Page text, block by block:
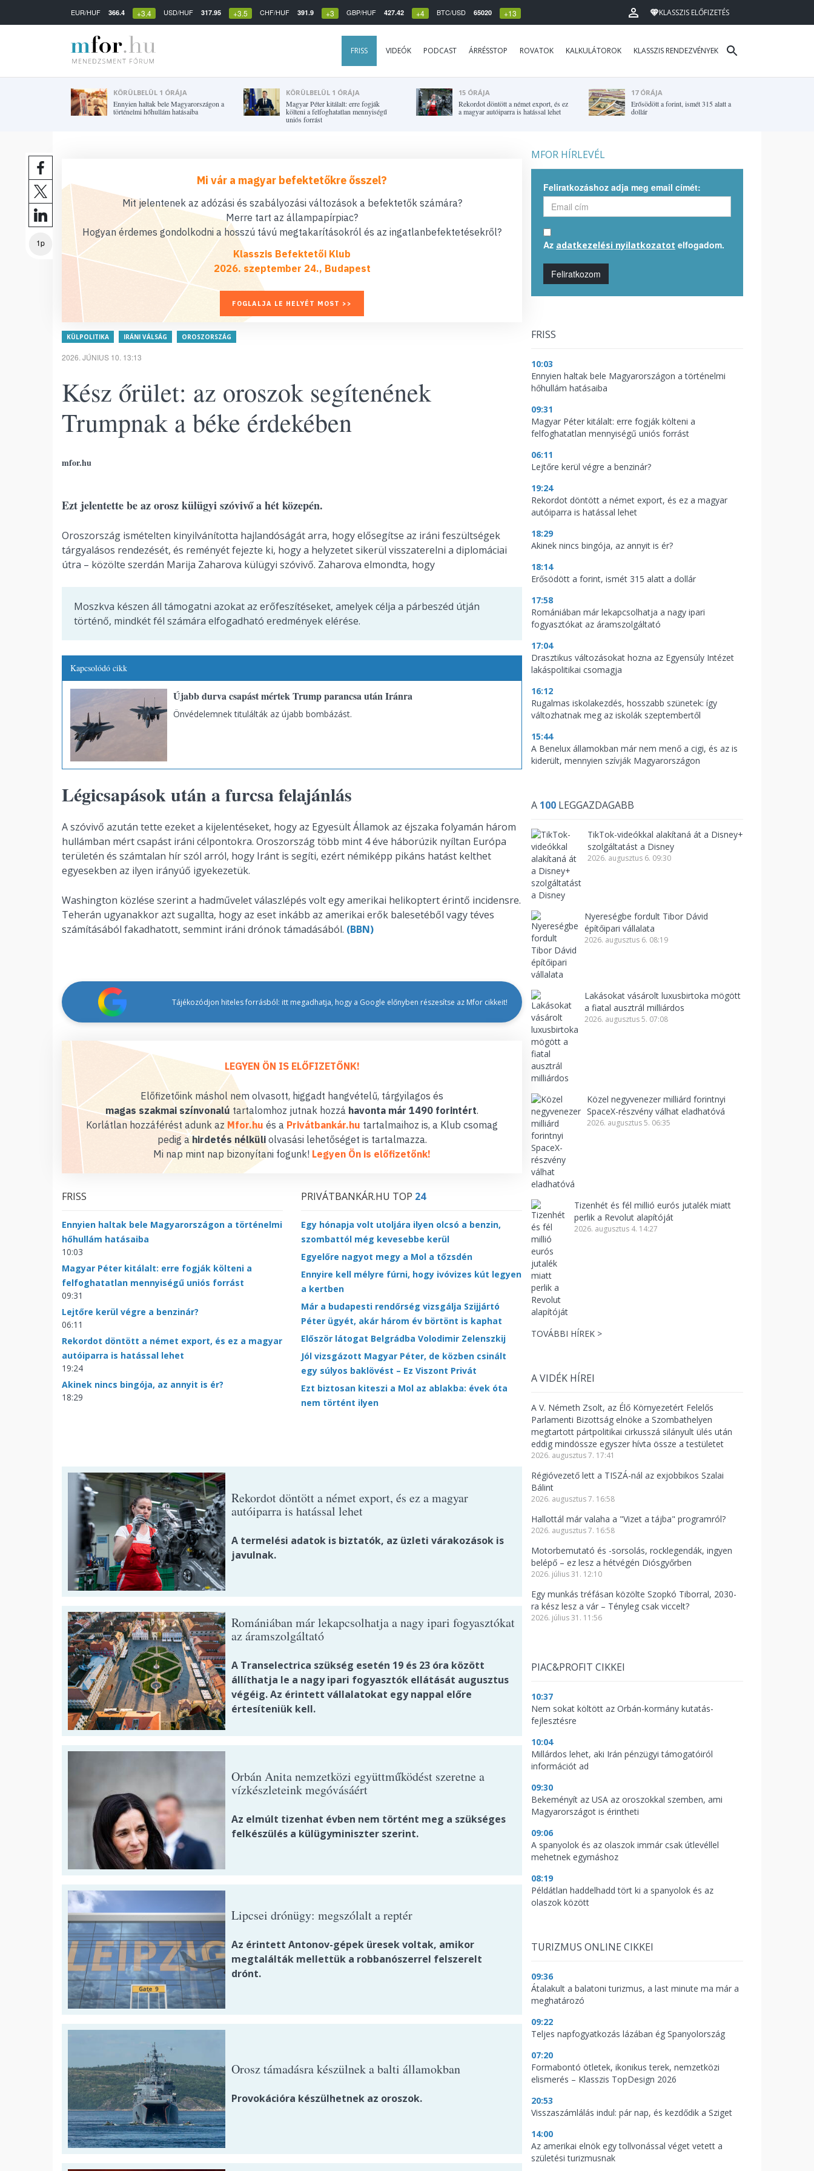
EUR/HUF 366.4 +3.4 USD/HUF 317.95 +3.5 CHF/HUF 391.9 +3 GBP/HUF 427.42 +4 BTC/USD 65020 +13 KLASSZIS ELŐFIZETÉS
FRISS VIDEÓK PODCAST ÁRRÉSSTOP ROVATOK KALKULÁTOROK KLASSZIS RENDEZVÉNYEK
KÖRÜLBELÜL 1 ÓRÁJA
Ennyien haltak bele Magyarországon a
történelmi hőhullám hatásaiba
KÖRÜLBELÜL 1 ÓRÁJA
Magyar Péter kitálalt: erre fogják
költeni a felfoghatatlan mennyiségű
uniós forrást
15 ÓRÁJA
Rekordot döntött a német export, és ez
a magyar autóiparra is hatással lehet
17 ÓRÁJA
Erősödött a forint, ismét 315 alatt a
dollár
1p
Mi vár a magyar befektetőkre ősszel?
Mit jelentenek az adózási és szabályozási változások a befektetők számára?
Merre tart az állampapírpiac?
Hogyan érdemes gondolkodni a hosszú távú megtakarításokról és az ingatlanbefektetésekről?
Klasszis Befektetői Klub
2026. szeptember 24., Budapest
FOGLALJA LE HELYÉT MOST >>
KÜLPOLITIKA IRÁNI VÁLSÁG OROSZORSZÁG
2026. JÚNIUS 10. 13:13
Kész őrület: az oroszok segítenének
Trumpnak a béke érdekében
mfor.hu
Ezt jelentette be az orosz külügyi szóvivő a hét közepén.
Oroszország ismételten kinyilvánította hajlandóságát arra, hogy elősegítse az iráni feszültségek
tárgyalásos rendezését, és reményét fejezte ki, hogy a helyzetet sikerül visszaterelni a diplomáciai
útra – közölte szerdán Marija Zaharova külügyi szóvivő. Zaharova elmondta, hogy
Moszkva készen áll támogatni azokat az erőfeszítéseket, amelyek célja a párbeszéd útján
történő, mindkét fél számára elfogadható eredmények elérése.
Kapcsolódó cikk
Újabb durva csapást mértek Trump parancsa után Iránra
Önvédelemnek titulálták az újabb bombázást.
Légicsapások után a furcsa felajánlás
A szóvivő azután tette ezeket a kijelentéseket, hogy az Egyesült Államok az éjszaka folyamán három
hullámban mért csapást iráni célpontokra. Oroszország több mint 4 éve háborúzik nyíltan Európa
területén és számtalan hír szól arról, hogy Iránt is segíti, ezért némiképp pikáns hatást kelthet
egyesekben az ilyen irányúő igyekezetük.
Washington közlése szerint a hadművelet válaszlépés volt egy amerikai helikoptert érintő incidensre.
Teherán ugyanakkor azt sugallta, hogy az eset inkább az amerikai erők balesetéből vagy téves
számításából fakadhatott, semmint iráni drónok támadásából. (BBN)
Tájékozódjon hiteles forrásból: itt megadhatja, hogy a Google előnyben részesítse az Mfor cikkeit!
LEGYEN ÖN IS ELŐFIZETŐNK!
Előfizetőink máshol nem olvasott, higgadt hangvételű, tárgyilagos és
magas szakmai színvonalú tartalomhoz jutnak hozzá havonta már 1490 forintért.
Korlátlan hozzáférést adunk az Mfor.hu és a Privátbankár.hu tartalmaihoz is, a Klub csomag
pedig ahirdetés nélküliolvasási lehetőséget is tartalmazza.
Mi nap mint nap bizonyítani fogunk! Legyen Ön is előfizetőnk!
FRISS
Ennyien haltak bele Magyarországon a történelmi
hőhullám hatásaiba
10:03
Magyar Péter kitálalt: erre fogják költeni a
felfoghatatlan mennyiségű uniós forrást
09:31
Lejtőre kerül végre a benzinár?
06:11
Rekordot döntött a német export, és ez a magyar
autóiparra is hatással lehet
19:24
Akinek nincs bingója, az annyit is ér?
18:29
PRIVÁTBANKÁR.HU TOP 24
Egy hónapja volt utoljára ilyen olcsó a benzin,
szombattól még kevesebbe kerül
Egyelőre nagyot megy a Mol a tőzsdén
Ennyire kell mélyre fúrni, hogy ivóvizes kút legyen
a kertben
Már a budapesti rendőrség vizsgálja Szijjártó
Péter ügyét, akár három év börtönt is kaphat
Először látogat Belgrádba Volodimir Zelenszkij
Jól vizsgázott Magyar Péter, de közben csinált
egy súlyos baklövést – Ez Viszont Privát
Ezt biztosan kiteszi a Mol az ablakba: évek óta
nem történt ilyen
Rekordot döntött a német export, és ez a magyar
autóiparra is hatással lehet
A termelési adatok is biztatók, az üzleti várakozások is
javulnak.
Romániában már lekapcsolhatja a nagy ipari fogyasztókat
az áramszolgáltató
A Transelectrica szükség esetén 19 és 23 óra között
állíthatja le a nagy ipari fogyasztók ellátását augusztus
végéig. Az érintett vállalatokat egy nappal előre
értesíteniük kell.
Orbán Anita nemzetközi együttműködést szeretne a
vízkészleteink megóvásáért
Az elmúlt tizenhat évben nem történt meg a szükséges
felkészülés a külügyminiszter szerint.
Lipcsei drónügy: megszólalt a reptér
Az érintett Antonov-gépek üresek voltak, amikor
megtalálták mellettük a robbanószerrel felszerelt
drónt.
Orosz támadásra készülnek a balti államokban
Provokációra készülhetnek az oroszok.
MFOR HÍRLEVÉL
Feliratkozáshoz adja meg email címét:
Az adatkezelési nyilatkozatot elfogadom.
Feliratkozom
FRISS
10:03
Ennyien haltak bele Magyarországon a történelmi
hőhullám hatásaiba
09:31
Magyar Péter kitálalt: erre fogják költeni a
felfoghatatlan mennyiségű uniós forrást
06:11
Lejtőre kerül végre a benzinár?
19:24
Rekordot döntött a német export, és ez a magyar
autóiparra is hatással lehet
18:29
Akinek nincs bingója, az annyit is ér?
18:14
Erősödött a forint, ismét 315 alatt a dollár
17:58
Romániában már lekapcsolhatja a nagy ipari
fogyasztókat az áramszolgáltató
17:04
Drasztikus változásokat hozna az Egyensúly Intézet
lakáspolitikai csomagja
16:12
Rugalmas iskolakezdés, hosszabb szünetek: így
változhatnak meg az iskolák szeptembertől
15:44
A Benelux államokban már nem menő a cigi, és az is
kiderült, mennyien szívják Magyarországon
A 100 LEGGAZDAGABB
TikTok-videókkal alakítaná át a Disney+
szolgáltatást a Disney
2026. augusztus 6. 09:30
Nyereségbe fordult Tibor Dávid
építőipari vállalata
2026. augusztus 6. 08:19
Lakásokat vásárolt luxusbirtoka mögött
a fiatal ausztrál milliárdos
2026. augusztus 5. 07:08
Közel negyvenezer milliárd forintnyi
SpaceX-részvény válhat eladhatóvá
2026. augusztus 5. 06:35
Tizenhét és fél millió eurós jutalék miatt
perlik a Revolut alapítóját
2026. augusztus 4. 14:27
TOVÁBBI HÍREK >
A VIDÉK HÍREI
A V. Németh Zsolt, az Élő Környezetért Felelős
Parlamenti Bizottság elnöke a Szombathelyen
megtartott pártpolitikai cirkusszá silányult ülés után
eddig mindössze egyszer hívta össze a testületet
2026. augusztus 7. 17:41
Régióvezető lett a TISZÁ-nál az exjobbikos Szalai
Bálint
2026. augusztus 7. 16:58
Hallottál már valaha a "Vizet a tájba" programról?
2026. augusztus 7. 16:58
Motorbemutató és -sorsolás, rocklegendák, ingyen
belépő – ez lesz a hétvégén Diósgyőrben
2026. július 31. 12:10
Egy munkás tréfásan közölte Szopkó Tiborral, 2030-
ra kész lesz a vár – Tényleg csak viccelt?
2026. július 31. 11:56
PIAC&PROFIT CIKKEI
10:37
Nem sokat költött az Orbán-kormány kutatás-
fejlesztésre
10:04
Millárdos lehet, aki Irán pénzügyi támogatóiról
információt ad
09:30
Bekeményít az USA az oroszokkal szemben, ami
Magyarországot is érintheti
09:06
A spanyolok és az olaszok immár csak útlevéllel
mehetnek egymáshoz
08:19
Példátlan haddelhadd tört ki a spanyolok és az
olaszok között
TURIZMUS ONLINE CIKKEI
09:36
Átalakult a balatoni turizmus, a last minute ma már a
meghatározó
09:22
Teljes napfogyatkozás lázában ég Spanyolország
07:20
Formabontó ötletek, ikonikus terek, nemzetközi
elismerés – Klasszis TopDesign 2026
20:53
Visszaszámlálás indul: pár nap, és kezdődik a Sziget
14:00
Az amerikai elnök egy tollvonással véget vetett a
születési turizmusnak